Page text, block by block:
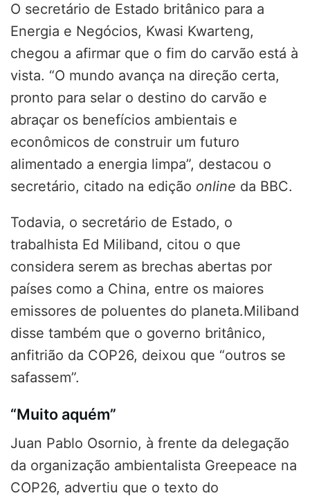
O secretário de Estado britânico para a
Energia e Negócios, Kwasi Kwarteng,
chegou a afirmar que o fim do carvão está à
vista. “O mundo avança na direção certa,
pronto para selar o destino do carvão e
abraçar os benefícios ambientais e
econômicos de construir um futuro
alimentado a energia limpa”, destacou o
secretário, citado na edição online da BBC.
Todavia, o secretário de Estado, o
trabalhista Ed Miliband, citou o que
considera serem as brechas abertas por
países como a China, entre os maiores
emissores de poluentes do planeta.Miliband
disse também que o governo britânico,
anfitrião da COP26, deixou que “outros se
safassem”.
“Muito aquém”
Juan Pablo Osornio, à frente da delegação
da organização ambientalista Greepeace na
COP26, advertiu que o texto do